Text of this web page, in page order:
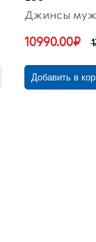
Джинсы
10990.00₽
Добавить в